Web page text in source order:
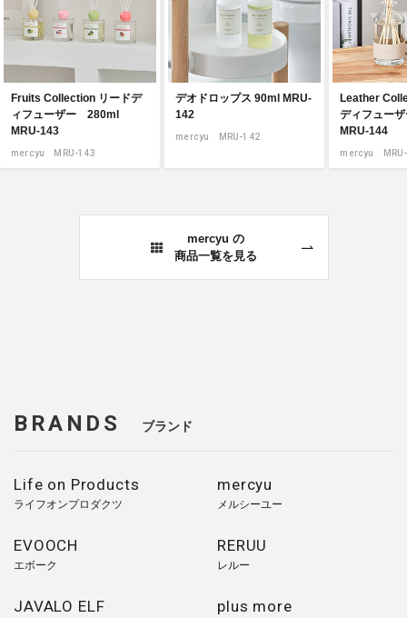
Fruits Collection リードデ
ィフューザー 280ml
MRU-143
mercyu MRU-143
デオドロップス 90ml MRU-
142
mercyu MRU-142
Leather
ディフュー
MRU-144
mercyu
mercyu の
商品一覧を見る
BRANDS ブランド
Life on Products
ライフオンプロダクツ
mercyu
メルシーユー
EVOOCH
エボーク
RERUU
レルー
JAVALO ELF plus more